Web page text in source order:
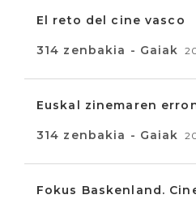
El reto del cine vasco
314 zenbakia - Gaiak
Euskal zinemaren
314 zenbakia - Gaiak
Fokus Baskenland.